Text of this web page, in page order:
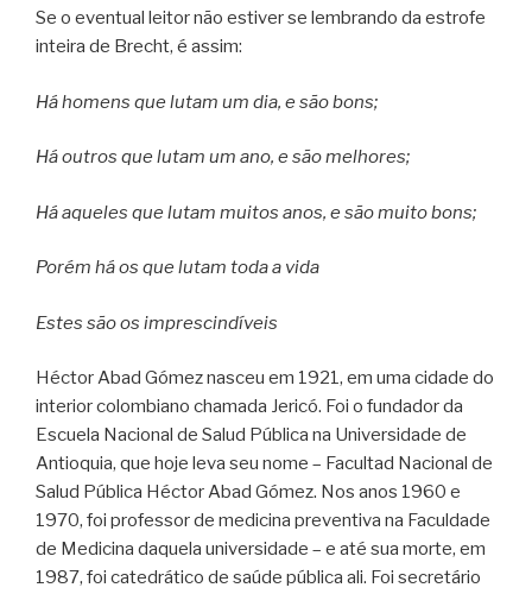
Se o eventual leitor não estiver se lembrando da estrofe
inteira de Brecht, é assim:
Há homens que lutam um dia, e são bons;
Há outros que lutam um ano, e são melhores;
Há aqueles que lutam muitos anos, e são muito bons;
Porém há os que lutam toda a vida
Estes são os imprescindíveis
Héctor Abad Gómez nasceu em 1921, em uma cidade do
interior colombiano chamada Jericó. Foi o fundador da
Escuela Nacional de Salud Pública na Universidade de
Antioquia, que hoje leva seu nome – Facultad Nacional de
Salud Pública Héctor Abad Gómez. Nos anos 1960 e
1970, foi professor de medicina preventiva na Faculdade
de Medicina daquela universidade – e até sua morte, em
1987, foi catedrático de saúde pública ali. Foi secretário